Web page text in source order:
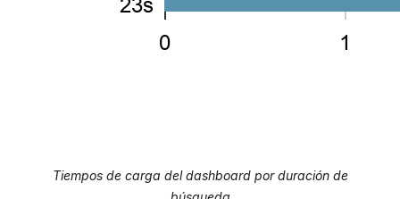
Tiempos de carga del dashboard por duración de